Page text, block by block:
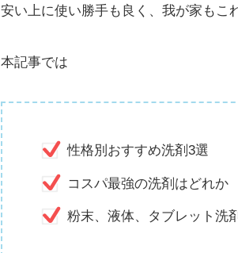
安い上に使い勝手も良く、我が家もこ
本記事では
性格別おすすめ洗剤3選
コスパ最強の洗剤はどれか
粉末、液体、タブレット洗